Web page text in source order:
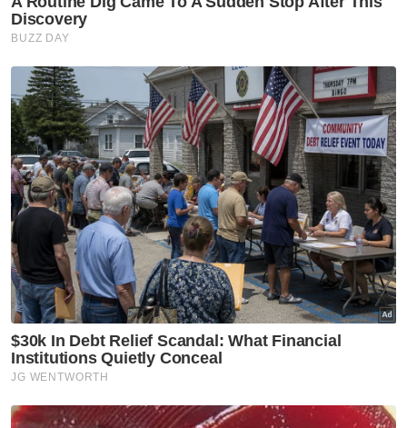
tahun ini, 23 kes adalah kemalangan maut
manakala 25 kes adalah kemalangan
parah,"katanya.
Berita Telus & Tulus menerusi E-Mel setiap
hari!
Dalam pada itu Maslan berkata, setiap
kenderaan direkodkan memasuki Port